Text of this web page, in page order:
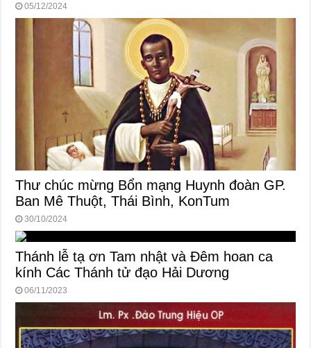
05/12/2024
Thư chúc mừng Bổn mạng Huynh đoàn GP.
Ban Mê Thuột, Thái Bình, KonTum
30/10/2024
Thánh lễ tạ ơn Tam nhật và Đêm hoan ca
kính Các Thánh tử đạo Hải Dương
06/11/2023